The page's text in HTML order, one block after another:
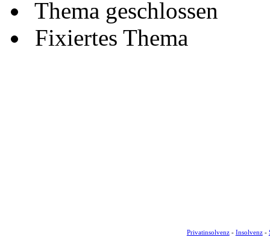
Thema geschlossen
Fixiertes Thema
Privatinsolvenz- Insolvenz-